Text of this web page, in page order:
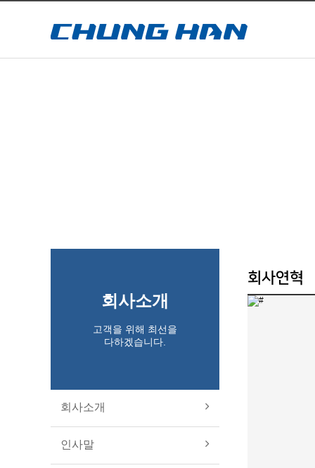
회사소개
고객을 위해 최선을
다하겠습니다.
회사소개
인사말
회사연혁